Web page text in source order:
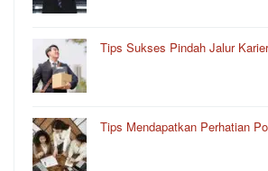
Tips Sukses Pindah Jalur
Tips Mendapatkan Perhatian